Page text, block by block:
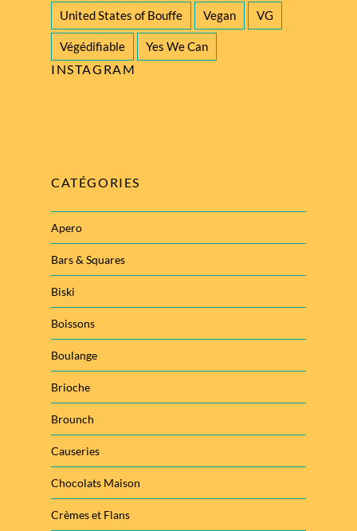
United States of Bouffe Vegan VG
Végédifiable Yes We Can
INSTAGRAM
CATÉGORIES
Apero
Bars & Squares
Biski
Boissons
Boulange
Brioche
Brounch
Causeries
Chocolats Maison
Crèmes et Flans